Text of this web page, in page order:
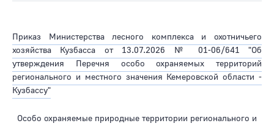
Приказ Министерства лесного комплекса и охотничьего
хозяйства Кузбасса от 13.07.2026 № 01-06/641 "Об
утверждения Перечня особо охраняемых территорий
регионального и местного значения Кемеровской области -
Кузбассу"
Особо охраняемые природные территории регионального и